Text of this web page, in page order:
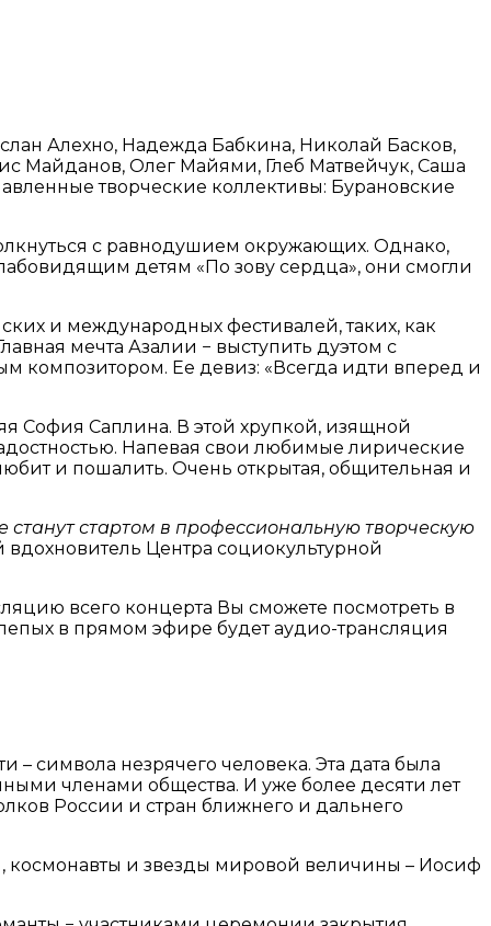
Алехно, Надежда Бабкина, Николай Басков,
Майданов, Олег Майями, Глеб Матвейчук, Саша
творческие коллективы: Бурановские
с равнодушием окружающих. Однако,
детям «По зову сердца», они смогли
и международных фестивалей, таких, как
мечта Азалии − выступить дуэтом с
композитором. Ее девиз: «Всегда идти вперед и
София Саплина. В этой хрупкой, изящной
Напевая свои любимые лирические
и пошалить. Очень открытая, общительная и
стартом в профессиональную творческую
Центра социокультурной
всего концерта Вы сможете посмотреть в
в прямом эфире будет аудио-трансляция
символа незрячего человека. Эта дата была
членами общества. И уже более десяти лет
России и стран ближнего и дальнего
космонавты и звезды мировой величины – Иосиф